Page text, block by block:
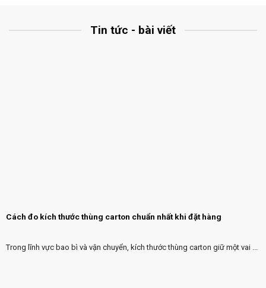
Tin tức - bài viết
Cách đo kích thước thùng carton chuẩn nhất khi đặt hàng
Trong lĩnh vực bao bì và vận chuyển, kích thước thùng carton giữ một vai ...